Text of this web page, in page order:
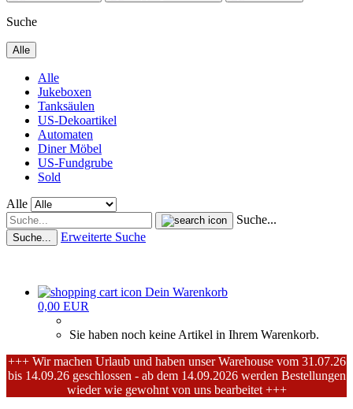
Suche
Alle
Alle
Jukeboxen
Tanksäulen
US-Dekoartikel
Automaten
Diner Möbel
US-Fundgrube
Sold
Alle
Suche...
Suche... Erweiterte Suche
Dein Warenkorb
0,00 EUR
Sie haben noch keine Artikel in Ihrem Warenkorb.
+++ Wir machen Urlaub und haben unser Warehouse vom 31.07.26
bis 14.09.26 geschlossen - ab dem 14.09.2026 werden Bestellungen
wieder wie gewohnt von uns bearbeitet +++